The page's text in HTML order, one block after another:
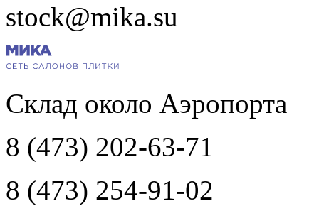
stock@mika.su
Склад около Аэропорта
8 (473) 202-63-71
8 (473) 254-91-02